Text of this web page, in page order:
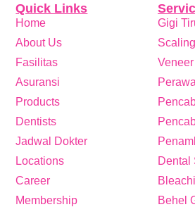
Gigi
Dental
Behel
Quick Links
Home
About Us
Fasilitas
Asuransi
Products
Dentists
Jadwal Dokter
Locations
Career
Membership